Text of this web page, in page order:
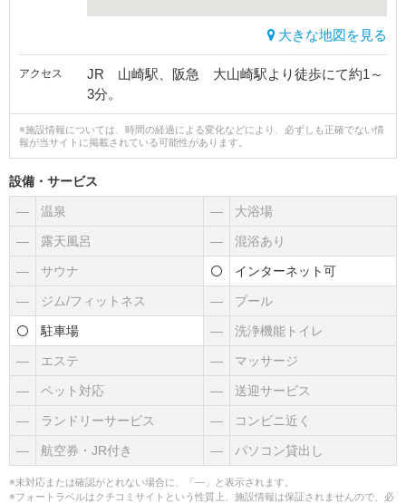
大きな地図を見る
アクセス
JR 山崎駅、阪急 大山崎駅より徒歩にて約1～
3分。
※施設情報については、時間の経過による変化などにより、必ずしも正確でない情
報が当サイトに掲載されている可能性があります。
設備・サービス
― 温泉 ― 大浴場
― 露天風呂 ― 混浴あり
― サウナ インターネット可
― ジム/フィットネス ― プール
駐車場 ― 洗浄機能トイレ
― エステ ― マッサージ
― ペット対応 ― 送迎サービス
― ランドリーサービス ― コンビニ近く
― 航空券・JR付き ― パソコン貸出し
※未対応または確認がとれない場合に、「―」と表示されます。
※フォートラベルはクチコミサイトという性質上、施設情報は保証されませんので、必